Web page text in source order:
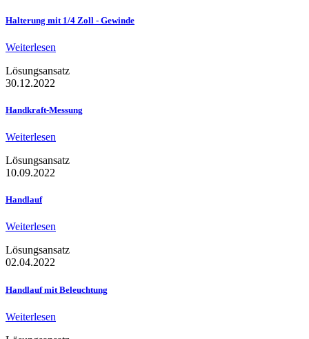
Halterung mit 1/4 Zoll - Gewinde
Weiterlesen
Lösungsansatz
30.12.2022
Handkraft-Messung
Weiterlesen
Lösungsansatz
10.09.2022
Handlauf
Weiterlesen
Lösungsansatz
02.04.2022
Handlauf mit Beleuchtung
Weiterlesen